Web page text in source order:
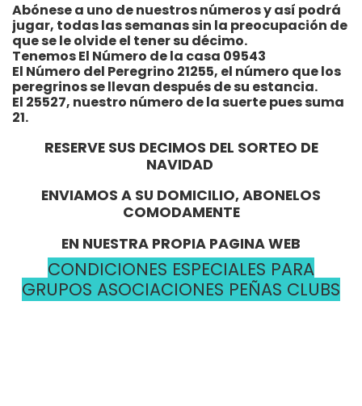
Abónese a uno de nuestros números y así podrá
jugar, todas las semanas sin la preocupación de
que se le olvide el tener su décimo.
Tenemos El Número de la casa 09543
El Número del Peregrino 21255, el número que los
peregrinos se llevan después de su estancia.
El 25527, nuestro número de la suerte pues suma
21.
RESERVE SUS DECIMOS DEL SORTEO DE
NAVIDAD
ENVIAMOS A SU DOMICILIO, ABONELOS
COMODAMENTE
EN NUESTRA PROPIA PAGINA WEB
CONDICIONES ESPECIALES PARA
GRUPOS ASOCIACIONES PEÑAS CLUBS